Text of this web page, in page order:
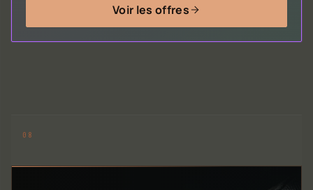
Voir les offres